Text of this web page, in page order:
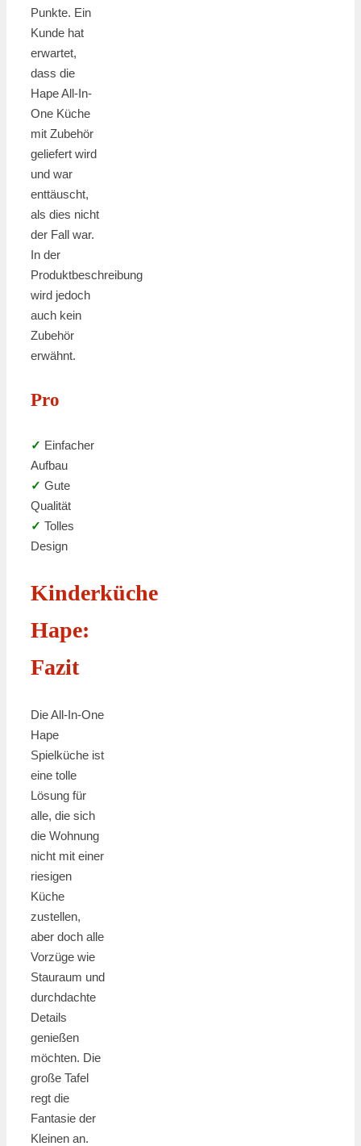
Punkte. Ein
Kunde hat
erwartet,
dass die
Hape All-In-
One Küche
mit Zubehör
geliefert wird
und war
enttäuscht,
als dies nicht
der Fall war.
In der
Produktbeschreibung
wird jedoch
auch kein
Zubehör
erwähnt.
Pro
✓ Einfacher
Aufbau
✓ Gute
Qualität
✓ Tolles
Design
Kinderküche
Hape:
Fazit
Die All-In-One
Hape
Spielküche ist
eine tolle
Lösung für
alle, die sich
die Wohnung
nicht mit einer
riesigen
Küche
zustellen,
aber doch alle
Vorzüge wie
Stauraum und
durchdachte
Details
genießen
möchten. Die
große Tafel
regt die
Fantasie der
Kleinen an.